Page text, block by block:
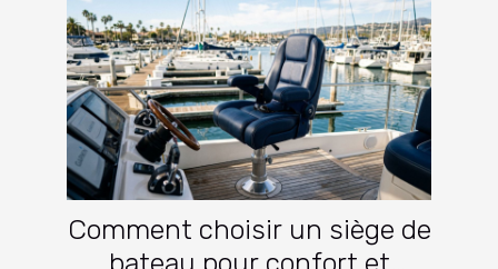
Comment choisir un siège de